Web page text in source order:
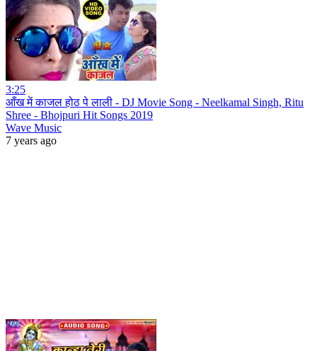
3:25
आँख में काजल होठ पे लाली - DJ Movie Song - Neelkamal Singh, Ritu
Shree - Bhojpuri Hit Songs 2019
Wave Music
7 years ago